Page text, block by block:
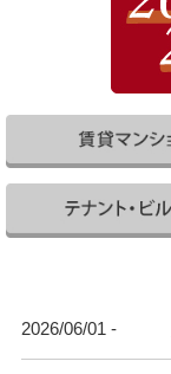
2026/06/01 -